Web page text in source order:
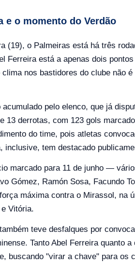
e o momento do Verdão
(19), o Palmeiras está há três
Ferreira está a apenas dois
nos bastidores do clube não
pelo elenco, que já
13 derrotas, com 123 gols
do time, pois atletas
inclusive, tem destacado
marcado para 11 de junho —
Gómez, Ramón Sosa, Facundo
máxima contra o Mirassol, na
Vitória.
teve desfalques por
Tanto Abel Ferreira quanto
buscando "virar a chave" para os